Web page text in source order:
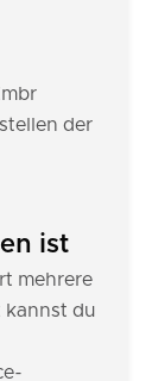
der
ist
mehrere
kannst du